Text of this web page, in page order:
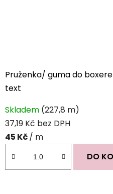
Pruženka/ guma do
text
hodnocení
produktu
je
5,0
z
Skladem (227,8 m)
37,19 Kč bez DPH
45 Kč/ m
DO